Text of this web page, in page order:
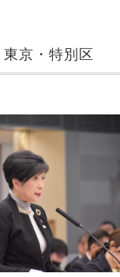
東京・特別区